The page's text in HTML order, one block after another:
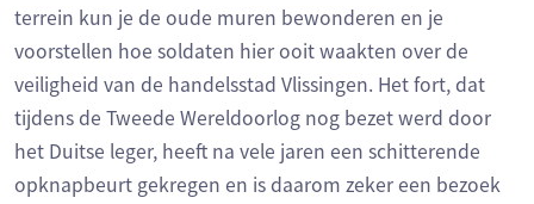
terrein kun je de oude muren bewonderen en je
voorstellen hoe soldaten hier ooit waakten over de
veiligheid van de handelsstad Vlissingen. Het fort, dat
tijdens de Tweede Wereldoorlog nog bezet werd door
het Duitse leger, heeft na vele jaren een schitterende
opknapbeurt gekregen en is daarom zeker een bezoek